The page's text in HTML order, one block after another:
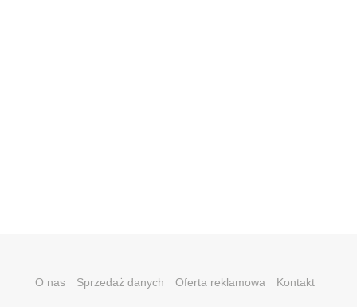
O nas Sprzedaż danych Oferta reklamowa Kontakt